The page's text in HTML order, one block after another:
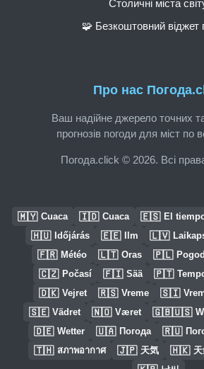
Про нас
Ваш надійне джерело точних
прогнозів погоди для міст по
Погода.click © 2026. Всі
Столичні міста
🧩 Безкоштовний віджет
🇲🇾 Cuaca 🇮🇩 Cuaca 🇪🇸 El
🇭🇺 Időjárás 🇪🇪 Ilm 🇱🇻
🇫🇷 Météo 🇱🇹 Oras 🇵🇱
🇨🇿 Počasí 🇫🇮 Sää 🇵🇹
🇩🇰 Vejret 🇷🇸 Vreme 🇸🇮
🇸🇪 Vädret 🇳🇴 Været 🇬🇧🇺🇸
🇩🇪 Wetter 🇺🇦 Погода 🇷🇺
🇹🇭 สภาพอากาศ 🇯🇵 天気 🇭🇰